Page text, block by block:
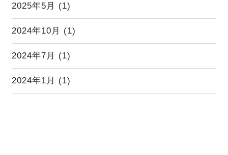
2025年5月 (1)
2024年10月 (1)
2024年7月 (1)
2024年1月 (1)